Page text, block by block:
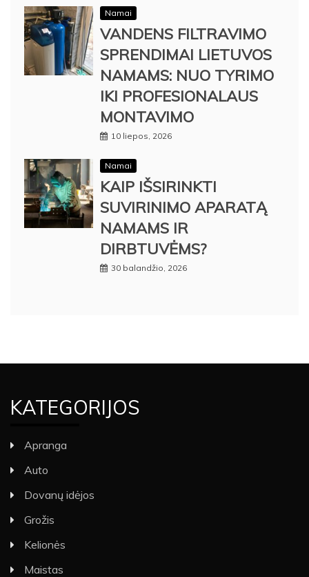
Namai
VANDENS FILTRAVIMO
SPRENDIMAI LIETUVOS
NAMAMS: NUO TYRIMO
IKI PROFESIONALAUS
MONTAVIMO
10 liepos, 2026
Namai
KAIP IŠSIRINKTI
SUVIRINIMO APARATĄ
NAMAMS IR
DIRBTUVĖMS?
30 balandžio, 2026
KATEGORIJOS
Apranga
Auto
Dovanų idėjos
Grožis
Kelionės
Maistas